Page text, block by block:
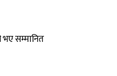
सम्मानित